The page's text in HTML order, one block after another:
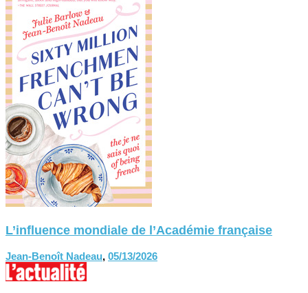
L’influence mondiale de l’Académie française
Jean-Benoît Nadeau, 05/13/2026